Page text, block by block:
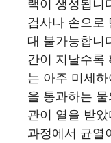
랙이 생성됩니
검사나 손으로
대 불가능합니
간이 지날수록
는 아주 미세
을 통과하는
관이 열을 받
과정에서 균열